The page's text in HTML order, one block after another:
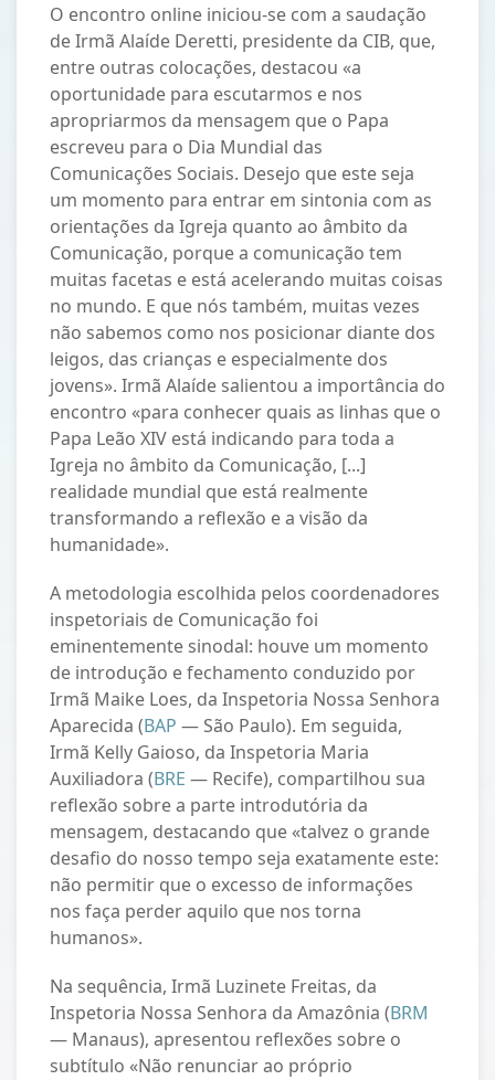
O encontro online iniciou‑se com a saudação
de Irmã Alaíde Deretti, presidente da CIB, que,
entre outras colocações, destacou «a
oportunidade para escutarmos e nos
apropriarmos da mensagem que o Papa
escreveu para o Dia Mundial das
Comunicações Sociais. Desejo que este seja
um momento para entrar em sintonia com as
orientações da Igreja quanto ao âmbito da
Comunicação, porque a comunicação tem
muitas facetas e está acelerando muitas coisas
no mundo. E que nós também, muitas vezes
não sabemos como nos posicionar diante dos
leigos, das crianças e especialmente dos
jovens». Irmã Alaíde salientou a importância do
encontro «para conhecer quais as linhas que o
Papa Leão XIV está indicando para toda a
Igreja no âmbito da Comunicação, [...]
realidade mundial que está realmente
transformando a reflexão e a visão da
humanidade».
A metodologia escolhida pelos coordenadores
inspetoriais de Comunicação foi
eminentemente sinodal: houve um momento
de introdução e fechamento conduzido por
Irmã Maike Loes, da Inspetoria Nossa Senhora
Aparecida (BAP — São Paulo). Em seguida,
Irmã Kelly Gaioso, da Inspetoria Maria
Auxiliadora (BRE — Recife), compartilhou sua
reflexão sobre a parte introdutória da
mensagem, destacando que «talvez o grande
desafio do nosso tempo seja exatamente este:
não permitir que o excesso de informações
nos faça perder aquilo que nos torna
humanos».
Na sequência, Irmã Luzinete Freitas, da
Inspetoria Nossa Senhora da Amazônia (BRM
— Manaus), apresentou reflexões sobre o
subtítulo «Não renunciar ao próprio